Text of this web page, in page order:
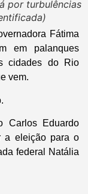
por turbulências
Fátima
em palanques
cidades do Rio
vem.
Carlos Eduardo
a eleição para o
federal Natália